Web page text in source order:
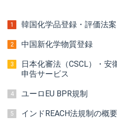
1 韓国化学品登録・評価法
2 中国新化学物質登録
3
日本化審法（CSCL）・
申告サービス
4 ユーロEU BPR規制
5 インドREACH法規制の概要